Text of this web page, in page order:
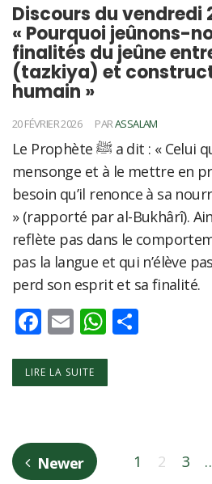
Discours du vendredi
« Pourquoi jeûnons-
finalités du jeûne
(tazkiya) et
humain »
20 FÉVRIER 2026 PARASSALAM
Le Prophète ﷺ a dit : « Celui qui ne renonce pas au
mensonge et à le mettre en
besoin qu’il renonce à sa
» (rapporté par al-Bukhârî).
reflète pas dans le
pas la langue et qui n’élève
perd son esprit et sa finalité.
Facebook
EmailWhatsApp
LIRE LA SUITE
Newer 1 2 3